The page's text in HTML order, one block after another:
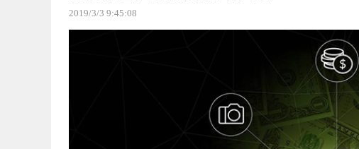
2019/3/3 9:45:08